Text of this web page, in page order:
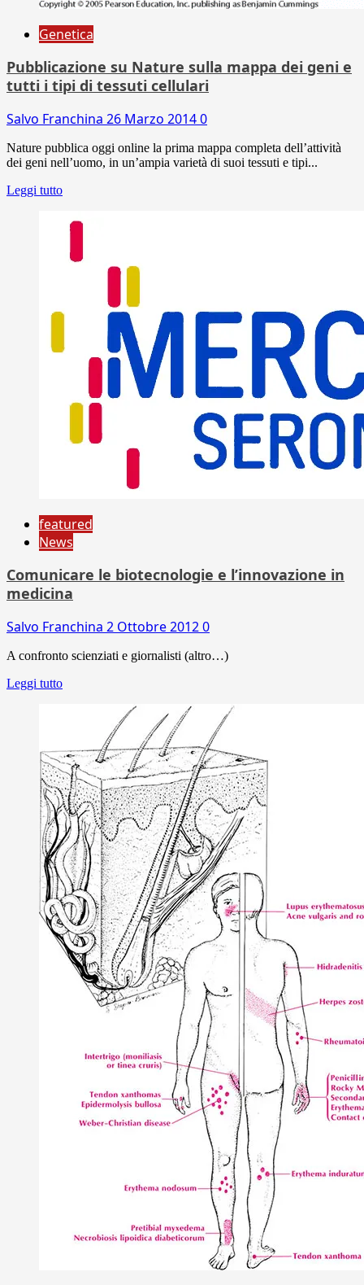
Genetica
Pubblicazione su Nature sulla mappa dei geni e
tutti i tipi di tessuti cellulari
Salvo Franchina 26 Marzo 20140
Nature pubblica oggi online la prima mappa completa dell’attività
dei geni nell’uomo, in un’ampia varietà di suoi tessuti e tipi...
Leggi tutto
featured
News
Comunicare le biotecnologie e l’innovazione in
medicina
Salvo Franchina 2 Ottobre 20120
A confronto scienziati e giornalisti (altro…)
Leggi tutto